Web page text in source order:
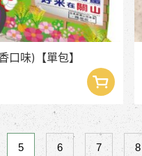
口味)【單包】
5 6 7 8